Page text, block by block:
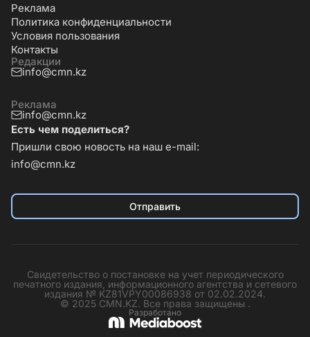
Реклама
Политика конфиденциальности
Условия пользования
Контакты
Редакции
info@cmn.kz
Реклама
info@cmn.kz
Есть чем поделиться?
Пришли свою новость на наш e-mail:
info@cmn.kz
Отправить
Свидетельство о постановке на учет периодического
печатного издания, информационного агентства и сетевого
издания № KZ81VPY00086938 от 02.02.2024.
© 2025 CMN.KZ. Все права защищены .
Разработано